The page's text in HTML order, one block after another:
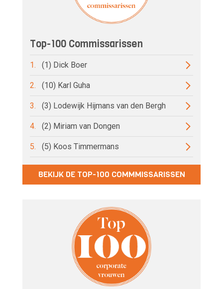
Top-100 Commissarissen
1. (1) Dick Boer
2. (10) Karl Guha
3. (3) Lodewijk Hijmans van den Bergh
4. (2) Miriam van Dongen
5. (5) Koos Timmermans
BEKIJK DE TOP-100 COMMMISSARISSEN